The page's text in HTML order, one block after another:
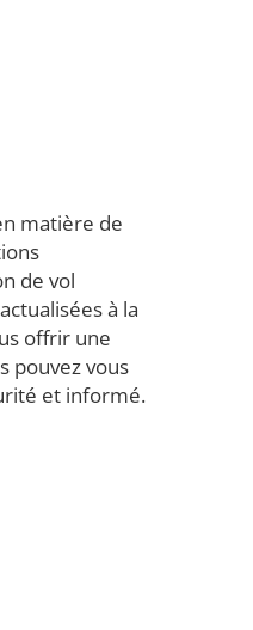
matière de
de vol
à la
offrir une
pouvez vous
et informé.